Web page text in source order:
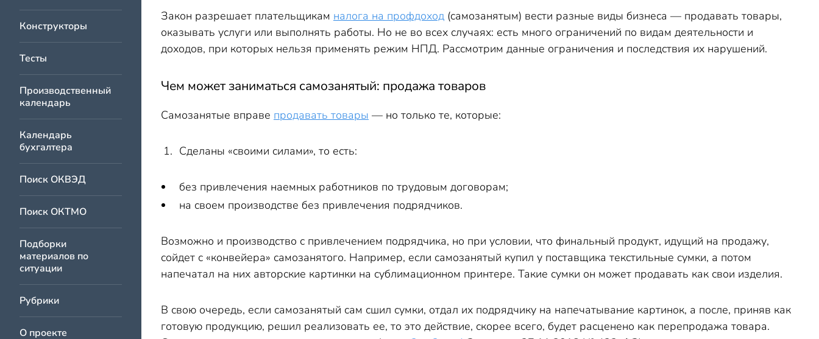
Конструкторы
Тесты
Производственный
календарь
Календарь
бухгалтера
Поиск ОКВЭД
Поиск ОКТМО
Подборки
материалов по
ситуации
Рубрики
О проекте
Закон разрешает плательщикам налога на профдоход (самозанятым) вести разные виды бизнеса — продавать товары,
оказывать услуги или выполнять работы. Но не во всех случаях: есть много ограничений по видам деятельности и
доходов, при которых нельзя применять режим НПД. Рассмотрим данные ограничения и последствия их нарушений.
Чем может заниматься самозанятый: продажа товаров
Самозанятые вправе продавать товары — но только те, которые:
Сделаны «своими силами», то есть:
без привлечения наемных работников по трудовым договорам;
на своем производстве без привлечения подрядчиков.
Возможно и производство с привлечением подрядчика, но при условии, что финальный продукт, идущий на продажу,
сойдет с «конвейера» самозанятого. Например, если самозанятый купил у поставщика текстильные сумки, а потом
напечатал на них авторские картинки на сублимационном принтере. Такие сумки он может продавать как свои изделия.
В свою очередь, если самозанятый сам сшил сумки, отдал их подрядчику на напечатывание картинок, а после, приняв как
готовую продукцию, решил реализовать ее, то это действие, скорее всего, будет расценено как перепродажа товара.